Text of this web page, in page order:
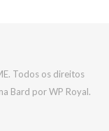
Todos os direitos
Bard porWP Royal.